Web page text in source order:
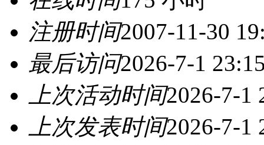
注册时间2007-11-30
最后访问2026-7-1
上次活动时间2026-7-1
上次发表时间2026-7-1